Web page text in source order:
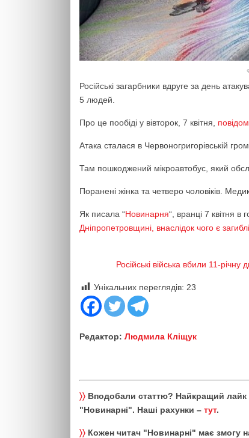
Російські загарбники вдруге за день
5 людей.
Про це пообіді у вівторок, 7 квітня,
Атака сталася в Червоногригорівській
Там пошкоджений мікроавтобус, який
Поранені жінка та четверо чоловіків.
Як писала “Новинарня“, вранці 7 квітня в
Дніпропетровщині, внаслідок чого є
Російські війська вбили 11-
Унікальних переглядів: 23
Редактор: Людмила Кліщук
〉〉 Вподобали статтю? Найкращий лайк
"Новинарні". Наші рахунки – тут.
〉〉 Кожен читач "Новинарні" має змогу